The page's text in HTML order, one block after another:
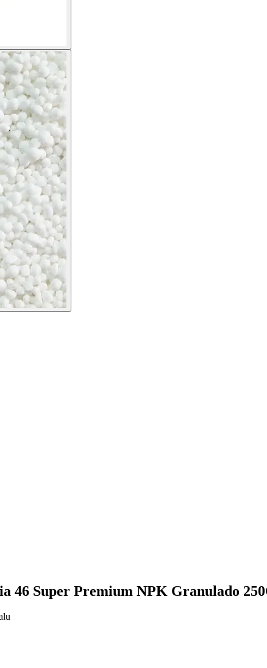
46 Super Premium NPK Granulado